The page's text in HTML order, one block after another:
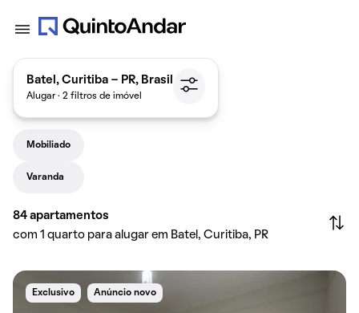
Batel, Curitiba - PR, Brasil
Alugar · 2 filtros de imóvel
Mobiliado
Varanda
84 apartamentos
com 1 quarto para alugar em Batel, Curitiba, PR
Exclusivo Anúncio novo